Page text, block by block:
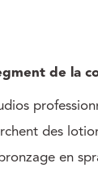
de la
des
en